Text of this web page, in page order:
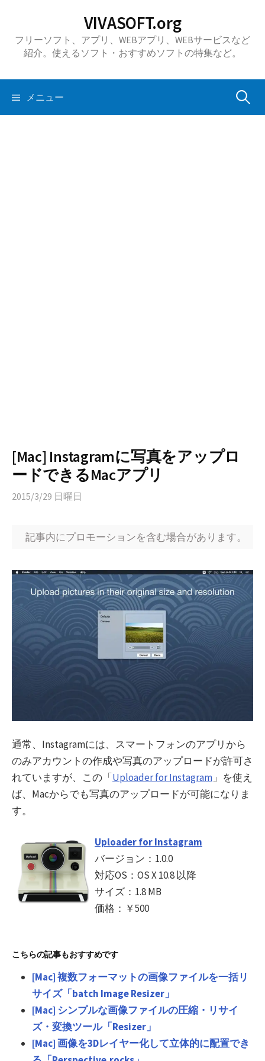
VIVASOFT.org
フリーソフト、アプリ、WEBアプリ、WEBサービスなど
紹介。使えるソフト・おすすめソフトの特集など。
メニュー 検
[Mac] Instagramに写真をアップロ
ードできるMacアプリ
2015/3/29 日曜日
記事内にプロモーションを含む場合があります。
通常、Instagramには、スマートフォンのアプリから
のみアカウントの作成や写真のアップロードが許可さ
れていますが、この「Uploader for Instagram 」を使え
ば、Macからでも写真のアップロードが可能になりま
す。
Uploader for Instagram
バージョン：1.0.0
対応OS：OS X 10.8 以降
サイズ：1.8 MB
価格：￥500
こちらの記事もおすすめです
[Mac] 複数フォーマットの画像ファイルを一括リ
サイズ「batch Image Resizer」
[Mac] シンプルな画像ファイルの圧縮・リサイ
ズ・変換ツール「Resizer」
[Mac] 画像を3Dレイヤー化して立体的に配置でき